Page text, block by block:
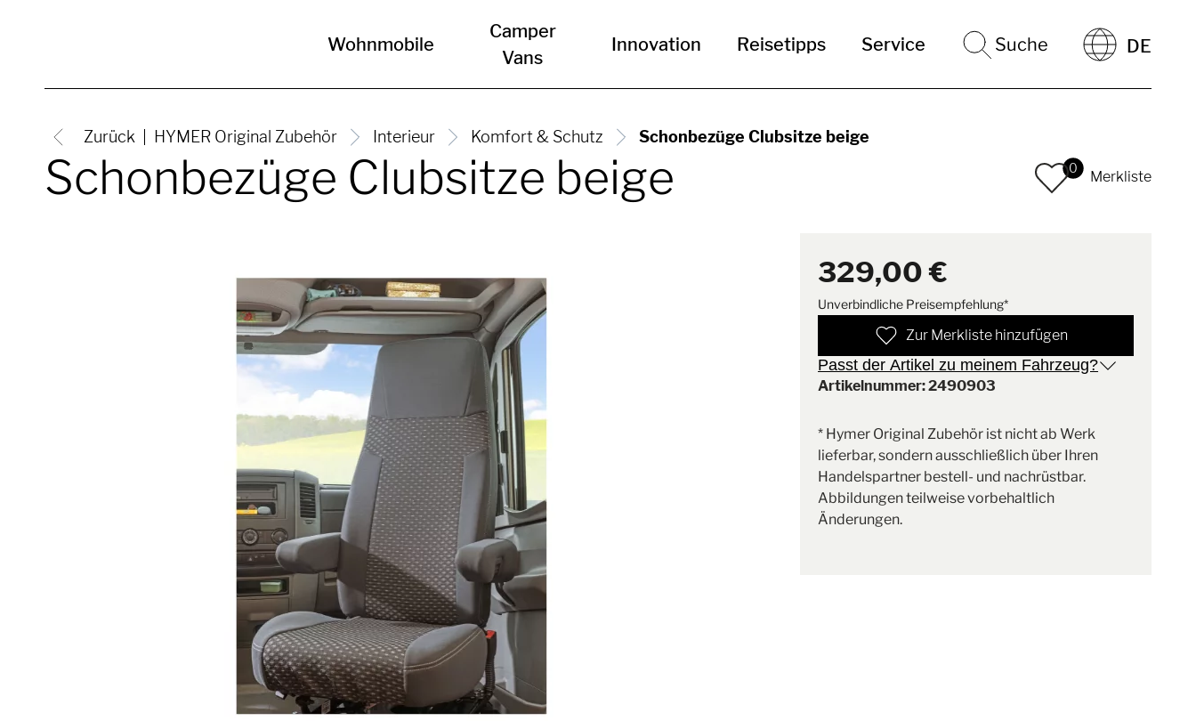
Wohnmobile
Camper
Vans
Innovation Reisetipps Service Suche DE
Zurück HYMER Original Zubehör Interieur Komfort & Schutz Schonbezüge Clubsitze beige
Schonbezüge Clubsitze beige 0
Merkliste
329,00 €
Unverbindliche Preisempfehlung*
Zur Merkliste hinzufügen
Passt der Artikel zu meinem Fahrzeug?
Artikelnummer: 2490903
* Hymer Original Zubehör ist nicht ab Werk
lieferbar, sondern ausschließlich über Ihren
Handelspartner bestell- und nachrüstbar.
Abbildungen teilweise vorbehaltlich
Änderungen.